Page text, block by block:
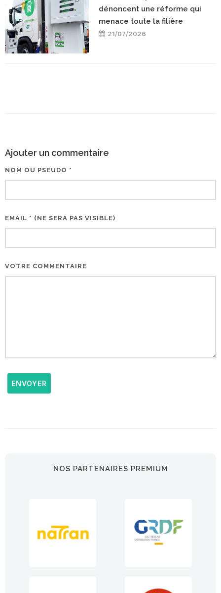
dénoncent une réforme qui
menace toute la filière
21/07/2026
Ajouter un commentaire
NOM OU PSEUDO *
EMAIL * (NE SERA PAS VISIBLE)
VOTRE COMMENTAIRE
ENVOYER
NOS PARTENAIRES PREMIUM